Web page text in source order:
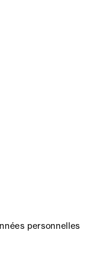
personnelles